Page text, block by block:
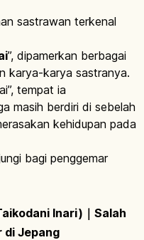
sastrawan terkenal
”, dipamerkan berbagai
karya-karya sastranya.
tempat ia
masih berdiri di sebelah
kehidupan pada
bagi penggemar
Inari)｜Salah
di Jepang